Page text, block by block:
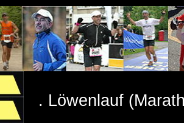
. Löwenlauf